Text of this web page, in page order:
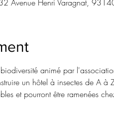
Avenue Henri Varagnat,
animé par
un hôtel à insectes de A
et pourront être ramenées